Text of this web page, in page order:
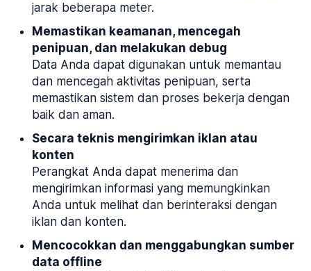
jarak beberapa meter.
Memastikan keamanan, mencegah
penipuan, dan melakukan debug
Data Anda dapat digunakan untuk memantau
dan mencegah aktivitas penipuan, serta
memastikan sistem dan proses bekerja dengan
baik dan aman.
Secara teknis mengirimkan iklan atau
konten
Perangkat Anda dapat menerima dan
mengirimkan informasi yang memungkinkan
Anda untuk melihat dan berinteraksi dengan
iklan dan konten.
Mencocokkan dan menggabungkan sumber
data offline